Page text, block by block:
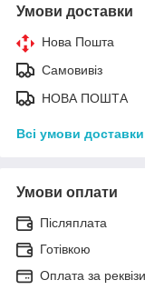
Умови доставки
Нова Пошта
Самовивіз
НОВА ПОШТА
Всі умови доставки
Умови оплати
Післяплата
Готівкою
Оплата за